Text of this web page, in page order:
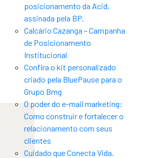
posicionamento da Acid,
assinada pela BP.
Calcário Cazanga – Campanha
de Posicionamento
Institucional
Confira o kit personalizado
criado pela BluePause para o
Grupo Bmg
O poder do e-mail marketing:
Como construir e fortalecer o
relacionamento com seus
clientes
Cuidado que Conecta Vida.